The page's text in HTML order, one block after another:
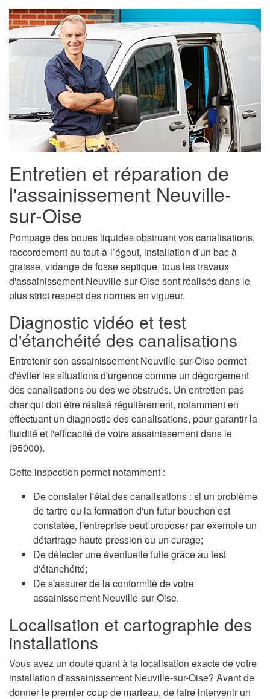
Entretien et réparation de
l'assainissement Neuville-
sur-Oise
Pompage des boues liquides obstruant vos canalisations,
raccordement au tout-à-l’égout, installation d'un bac à
graisse, vidange de fosse septique, tous les travaux
d'assainissement Neuville-sur-Oise sont réalisés dans le
plus strict respect des normes en vigueur.
Diagnostic vidéo et test
d'étanchéité des canalisations
Entretenir son assainissement Neuville-sur-Oise permet
d'éviter les situations d'urgence comme un dégorgement
des canalisations ou des wc obstrués. Un entretien pas
cher qui doit être réalisé régulièrement, notamment en
effectuant un diagnostic des canalisations, pour garantir la
fluidité et l'efficacité de votre assainissement dans le
(95000).
Cette inspection permet notamment :
De constater l'état des canalisations : si un problème
de tartre ou la formation d'un futur bouchon est
constatée, l'entreprise peut proposer par exemple un
détartrage haute pression ou un curage;
De détecter une éventuelle fuite grâce au test
d'étanchéité;
De s'assurer de la conformité de votre
assainissement Neuville-sur-Oise.
Localisation et cartographie des
installations
Vous avez un doute quant à la localisation exacte de votre
installation d'assainissement Neuville-sur-Oise? Avant de
donner le premier coup de marteau, de faire intervenir un